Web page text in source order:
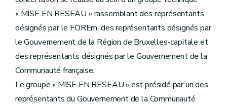
« MISE EN RESEAU » rassemblant des représentants
désignés par le FOREm, des représentants désignés par
le Gouvernement de la Région de Bruxelles-capitale et
des représentants désignés par le Gouvernement de la
Communauté française.
Le groupe « MISE EN RESEAU » est présidé par un des
représentants du Gouvernement de la Communauté